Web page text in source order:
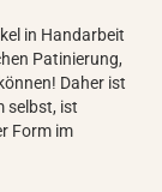
in Handarbeit
Patinierung,
Daher ist
selbst, ist
Form im